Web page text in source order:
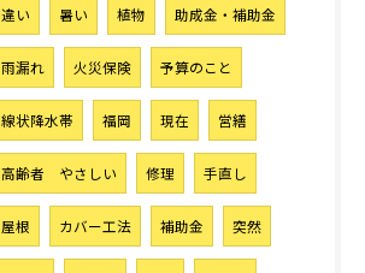
違い 暑い 植物 助成金・補助金
雨漏れ 火災保険 予算のこと
線状降水帯 福岡 現在 営繕
高齢者 やさしい 修理 手直し
屋根 カバー工法 補助金 突然